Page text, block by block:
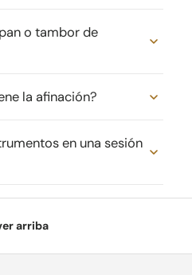
o tambor de
la afinación?
en una sesión
arriba